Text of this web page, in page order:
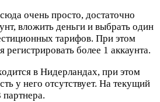
очень просто, достаточно
вложить деньги и выбрать один
тарифов. При этом
регистрировать более 1 аккаунта.
в Нидерландах, при этом
у него отсутствует. На текущий